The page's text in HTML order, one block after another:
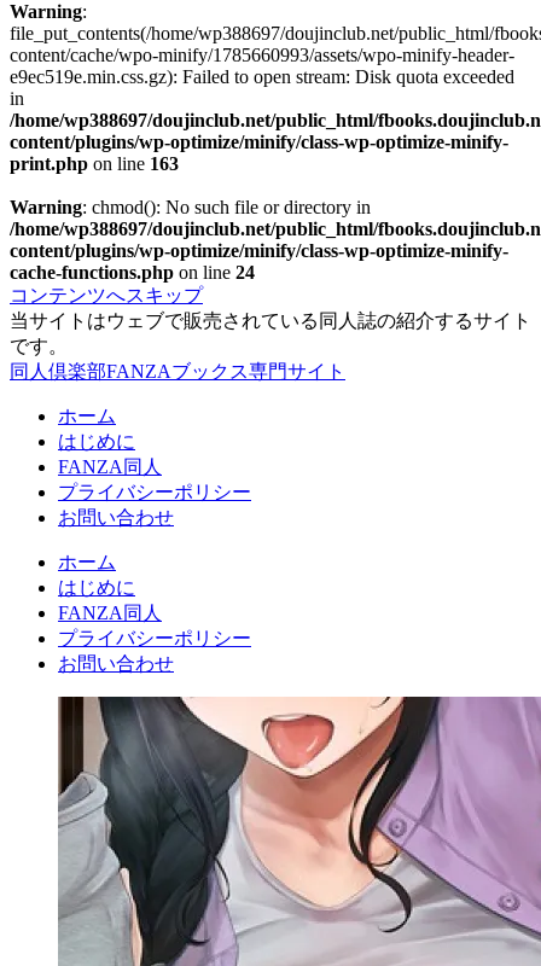
Warning:
file_put_contents(/home/wp388697/doujinclub.net/public_html/
content/cache/wpo-minify/1785660993/assets/wpo-minify-header-
e9ec519e.min.css.gz): Failed to open stream: Disk quota exceeded
in
/home/wp388697/doujinclub.net/public_html/
content/plugins/wp-optimize/minify/class-wp-optimize-minify-
print.php on line 163
Warning: chmod(): No such file or directory in
/home/wp388697/doujinclub.net/public_html/
content/plugins/wp-optimize/minify/class-wp-optimize-minify-
cache-functions.php on line 24
コンテンツへスキップ
当サイトはウェブで販売されている同人誌の紹介するサイト
です。
同人倶楽部FANZAブックス専門サイト
ホーム
はじめに
FANZA同人
プライバシーポリシー
お問い合わせ
ホーム
はじめに
FANZA同人
プライバシーポリシー
お問い合わせ